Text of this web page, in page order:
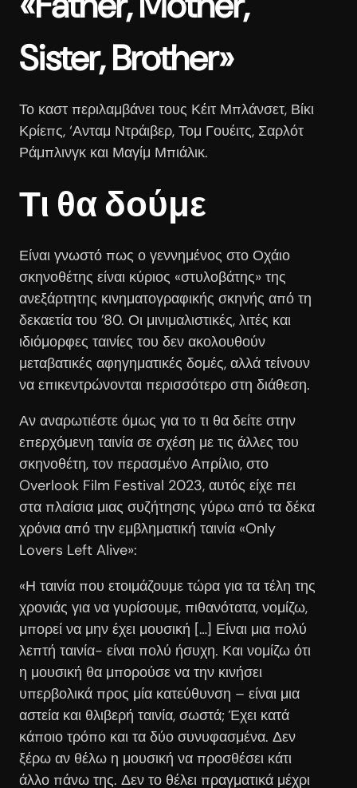
Sister, Brother»
Το καστ περιλαμβάνει τους Κέιτ Μπλάνσετ, Βίκι
Κρίεπς, ‘Ανταμ Ντράιβερ, Τομ Γουέιτς, Σαρλότ
Ράμπλινγκ και Μαγίμ Μπιάλικ.
Τι θα δούμε
Είναι γνωστό πως ο γεννημένος στο Οχάιο
σκηνοθέτης είναι κύριος «στυλοβάτης» της
ανεξάρτητης κινηματογραφικής σκηνής από τη
δεκαετία του ’80. Οι μινιμαλιστικές, λιτές και
ιδιόμορφες ταινίες του δεν ακολουθούν
μεταβατικές αφηγηματικές δομές, αλλά τείνουν
να επικεντρώνονται περισσότερο στη διάθεση.
Αν αναρωτιέστε όμως για το τι θα δείτε στην
επερχόμενη ταινία σε σχέση με τις άλλες του
σκηνοθέτη, τον περασμένο Απρίλιο, στο
Overlook Film Festival 2023, αυτός είχε πει
στα πλαίσια μιας συζήτησης γύρω από τα δέκα
χρόνια από την εμβληματική ταινία «Only
Lovers Left Alive»:
«Η ταινία που ετοιμάζουμε τώρα για τα τέλη της
χρονιάς για να γυρίσουμε, πιθανότατα, νομίζω,
μπορεί να μην έχει μουσική […] Είναι μια πολύ
λεπτή ταινία- είναι πολύ ήσυχη. Και νομίζω ότι
η μουσική θα μπορούσε να την κινήσει
υπερβολικά προς μία κατεύθυνση – είναι μια
αστεία και θλιβερή ταινία, σωστά; Έχει κατά
κάποιο τρόπο και τα δύο συνυφασμένα. Δεν
ξέρω αν θέλω η μουσική να προσθέσει κάτι
άλλο πάνω της. Δεν το θέλει πραγματικά μέχρι